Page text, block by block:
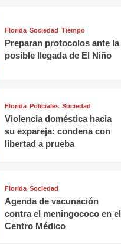
Florida Sociedad Tiempo
Preparan protocolos ante la
posible llegada de El Niño
Florida Policiales Sociedad
Violencia doméstica hacia
su expareja: condena con
libertad a prueba
Florida Sociedad
Agenda de vacunación
contra el meningococo en el
Centro Médico